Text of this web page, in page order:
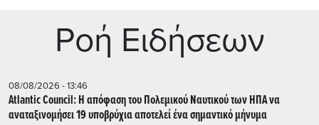
Ρoή Ειδήσεων
08/08/2026 - 13:46
Atlantic Council: Η απόφαση του Πολεμικού Ναυτικού των ΗΠΑ να
αναταξινομήσει 19 υποβρύχια αποτελεί ένα σημαντικό μήνυμα